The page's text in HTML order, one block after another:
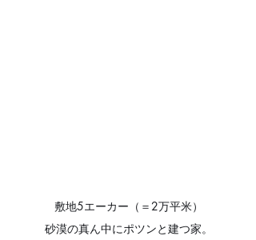
敷地5エーカー（＝2万平米）
砂漠の真ん中にポツンと建つ家。